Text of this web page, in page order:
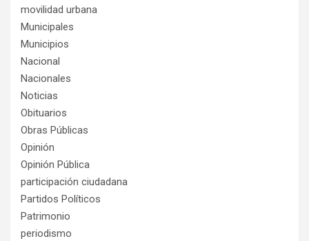
movilidad urbana
Municipales
Municipios
Nacional
Nacionales
Noticias
Obituarios
Obras Públicas
Opinión
Opinión Pública
participación ciudadana
Partidos Políticos
Patrimonio
periodismo